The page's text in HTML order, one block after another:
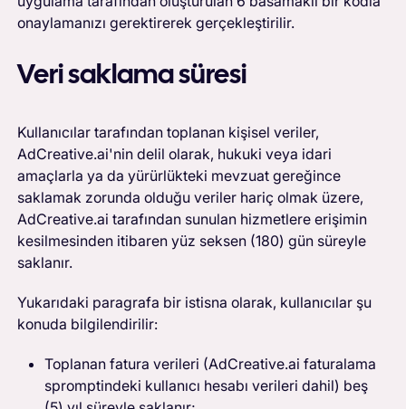
onaylamanızı gerektirerek gerçekleştirilir.
Veri saklama süresi
Kullanıcılar tarafından toplanan kişisel veriler,
AdCreative.ai'nin delil olarak, hukuki veya idari
amaçlarla ya da yürürlükteki mevzuat gereğince
saklamak zorunda olduğu veriler hariç olmak üzere,
AdCreative.ai tarafından sunulan hizmetlere erişimin
kesilmesinden itibaren yüz seksen (180) gün süreyle
saklanır.
Yukarıdaki paragrafa bir istisna olarak, kullanıcılar şu
konuda bilgilendirilir:
Toplanan fatura verileri (AdCreative.ai faturalama
spromptindeki kullanıcı hesabı verileri dahil) beş